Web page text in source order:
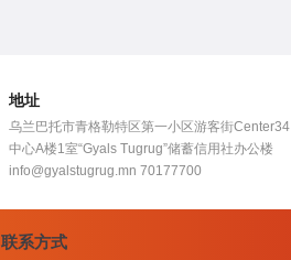
地址
乌兰巴托市青格勒特区第一小区游客街Center34
中心A楼1室“Gyals Tugrug”储蓄信用社办公楼
info@gyalstugrug.mn 70177700
联系方式